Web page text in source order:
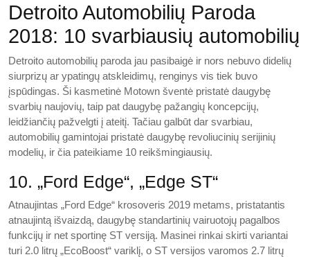
Detroito Automobilių Paroda
2018: 10 svarbiausių automobilių
Detroito automobilių paroda jau pasibaigė ir nors nebuvo didelių
siurprizų ar ypatingų atskleidimų, renginys vis tiek buvo
įspūdingas. Ši kasmetinė Motown šventė pristatė daugybę
svarbių naujovių, taip pat daugybę pažangių koncepcijų,
leidžiančių pažvelgti į ateitį. Tačiau galbūt dar svarbiau,
automobilių gamintojai pristatė daugybę revoliucinių serijinių
modelių, ir čia pateikiame 10 reikšmingiausių.
10. „Ford Edge“, „Edge ST“
Atnaujintas „Ford Edge“ krosoveris 2019 metams, pristatantis
atnaujintą išvaizdą, daugybę standartinių vairuotojų pagalbos
funkcijų ir net sportinę ST versiją. Masinei rinkai skirti variantai
turi 2.0 litrų „EcoBoost“ variklį, o ST versijos varomos 2.7 litrų